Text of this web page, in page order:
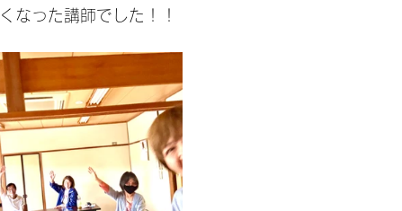
なった講師でした！！